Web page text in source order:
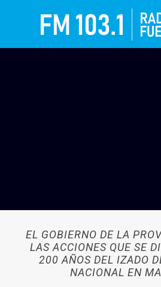
EL GOBIERNO DE LA
LAS ACCIONES QUE SE
200 AÑOS DEL IZADO
NACIONAL EN